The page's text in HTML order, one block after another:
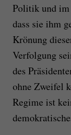
Politik und
dass sie ihm
Krönung
Verfolgung
des
ohne Zweifel
Regime ist